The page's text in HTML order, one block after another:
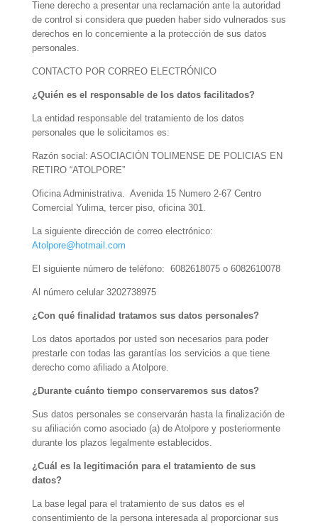
Tiene derecho a presentar una reclamación ante la autoridad
de control si considera que pueden haber sido vulnerados sus
derechos en lo concerniente a la protección de sus datos
personales.
CONTACTO POR CORREO ELECTRÓNICO
¿Quién es el responsable de los datos facilitados?
La entidad responsable del tratamiento de los datos
personales que le solicitamos es:
Razón social: ASOCIACIÓN TOLIMENSE DE POLICIAS EN
RETIRO “ATOLPORE”
Oficina Administrativa. Avenida 15 Numero 2-67 Centro
Comercial Yulima, tercer piso, oficina 301.
La siguiente dirección de correo electrónico:
Atolpore@hotmail.com
El siguiente número de teléfono: 6082618075 o 6082610078
Al número celular 3202738975
¿Con qué finalidad tratamos sus datos personales?
Los datos aportados por usted son necesarios para poder
prestarle con todas las garantías los servicios a que tiene
derecho como afiliado a Atolpore.
¿Durante cuánto tiempo conservaremos sus datos?
Sus datos personales se conservarán hasta la finalización de
su afiliación como asociado (a) de Atolpore y posteriormente
durante los plazos legalmente establecidos.
¿Cuál es la legitimación para el tratamiento de sus
datos?
La base legal para el tratamiento de sus datos es el
consentimiento de la persona interesada al proporcionar sus